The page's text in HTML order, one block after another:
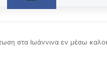
στα Ιωάννινα εν μέσω